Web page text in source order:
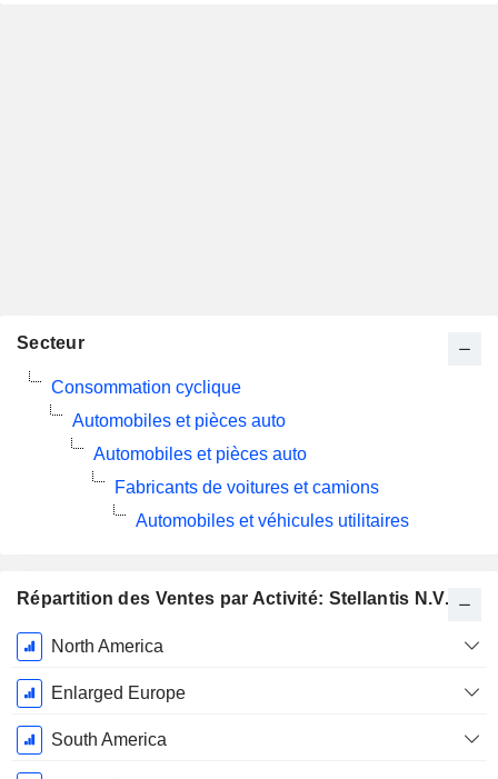
Répartition des Ventes par Activité: Stellantis N.V.
Période
Fiscale:
Décembre
North America
Enlarged Europe
South America
Secteur
Consommation cyclique
Automobiles et pièces auto
Automobiles et pièces auto
Fabricants de voitures et camions
Automobiles et véhicules utilitaires